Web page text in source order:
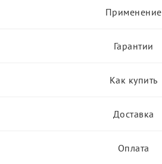
Применение
Гарантии
Как купить
Доставка
Оплата